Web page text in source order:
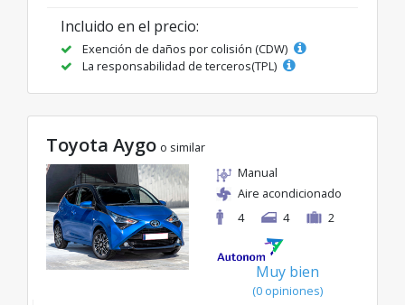
Incluido en el precio:
Exención de daños por colisión (CDW)
La responsabilidad de terceros(TPL)
Toyota Aygo o similar
Manual
Aire acondicionado
4
4 2
Muy bien
(0 opiniones)